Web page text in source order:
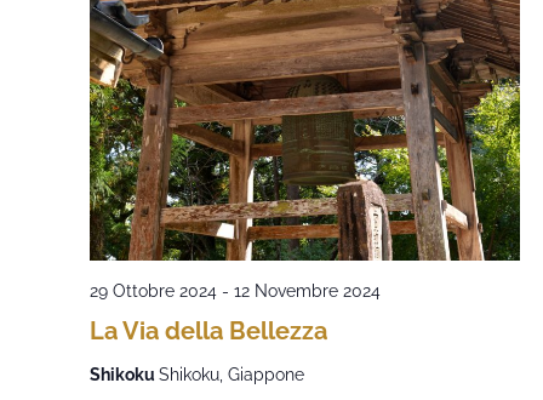
La Via della Bellezza
29 Ottobre 2024- 12 Novembre 2024
Shikoku Shikoku, Giappone